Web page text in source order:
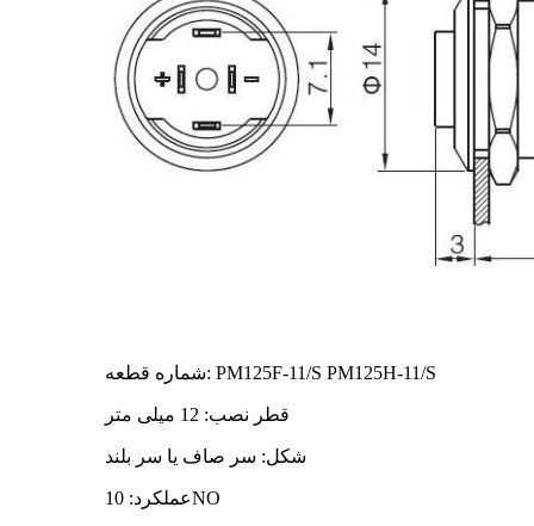
شماره قطعه: PM125F-11/S PM125H-11/S
قطر نصب: 12 میلی متر
شکل: سر صاف یا سر بلند
عملکرد: 10NO